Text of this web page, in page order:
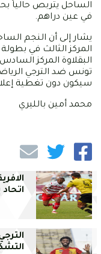
الساحل يتربص حالياً
في عين دراهم.
يشار إلى أن النجم
المركز الثالث في بطولة
البقلاوة المركز
تونس ضد الترجي
سيكون دون تغطية
محمد أمين بالليري